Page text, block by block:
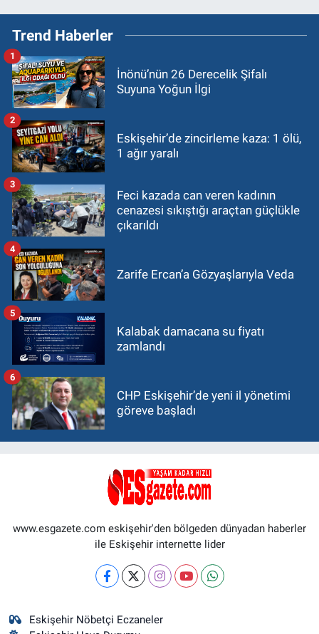
Trend Haberler
İnönü’nün 26 Derecelik Şifalı
Suyuna Yoğun İlgi
1
Eskişehir’de zincirleme kaza: 1 ölü,
1 ağır yaralı
2
Feci kazada can veren kadının
cenazesi sıkıştığı araçtan güçlükle
çıkarıldı
3
Zarife Ercan’a Gözyaşlarıyla Veda
4
Kalabak damacana su fiyatı
zamlandı
5
CHP Eskişehir’de yeni il yönetimi
göreve başladı
6
www.esgazete.com eskişehir'den bölgeden dünyadan haberler
ile Eskişehir internette lider
Eskişehir Nöbetçi Eczaneler